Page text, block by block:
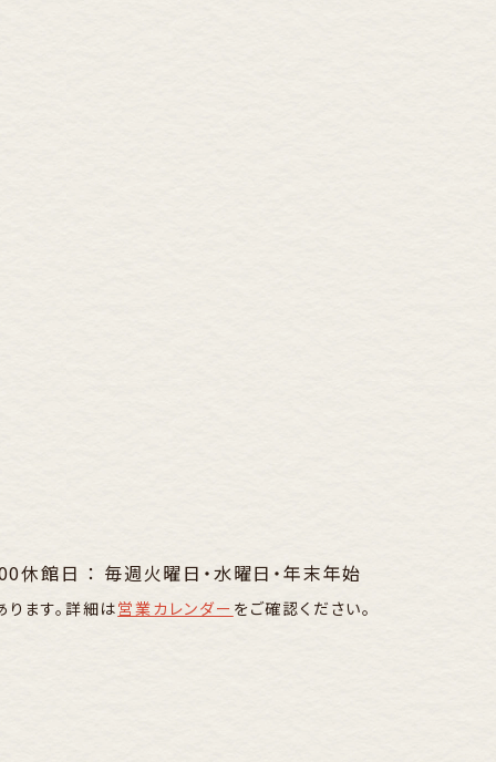
休館日 ： 毎週火曜日・水曜日・年末年始
ます。詳細は営業カレンダー をご確認ください。